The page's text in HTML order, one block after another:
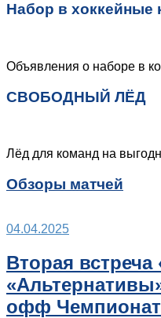
Набор в хоккейные
Объявления о наборе в
СВОБОДНЫЙ ЛЁД
Лёд для команд на
Обзоры матчей
04.04.2025
Вторая
офф